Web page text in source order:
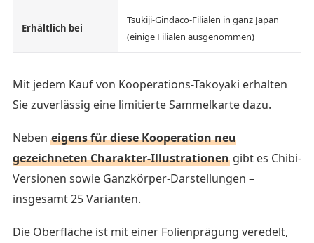
Erhältlich bei
Tsukiji-Gindaco-Filialen in ganz Japan
(einige Filialen ausgenommen)
Mit jedem Kauf von Kooperations-Takoyaki erhalten
Sie zuverlässig eine limitierte Sammelkarte dazu.
Neben eigens für diese Kooperation neu
gezeichneten Charakter-Illustrationen gibt es Chibi-
Versionen sowie Ganzkörper-Darstellungen –
insgesamt 25 Varianten.
Die Oberfläche ist mit einer Folienprägung veredelt,